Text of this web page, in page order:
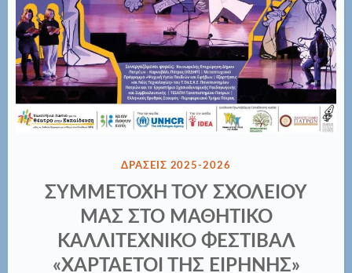
ΔΗΜΟΣΙΕΎΘΗΚΕ
ΣΤΗΝ
ΔΡΑΣΕΙΣ 2025-2026
ΣΥΜΜΕΤΟΧΗ ΤΟΥ ΣΧΟΛΕΙΟΥ
ΜΑΣ ΣΤΟ ΜΑΘΗΤΙΚΟ
ΚΑΛΛΙΤΕΧΝΙΚΟ ΦΕΣΤΙΒΑΛ
«ΧΑΡΤΑΕΤΟΙ ΤΗΣ ΕΙΡΗΝΗΣ»